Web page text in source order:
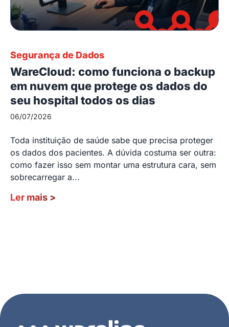
Segurança de Dados
WareCloud: como funciona o backup
em nuvem que protege os dados do
seu hospital todos os dias
06/07/2026
Toda instituição de saúde sabe que precisa proteger
os dados dos pacientes. A dúvida costuma ser outra:
como fazer isso sem montar uma estrutura cara, sem
sobrecarregar a...
Ler mais >